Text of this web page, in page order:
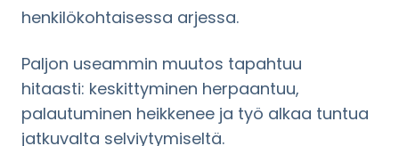
henkilökohtaisessa arjessa.
Paljon useammin muutos tapahtuu
hitaasti: keskittyminen herpaantuu,
palautuminen heikkenee ja työ alkaa tuntua
jatkuvalta selviytymiseltä.